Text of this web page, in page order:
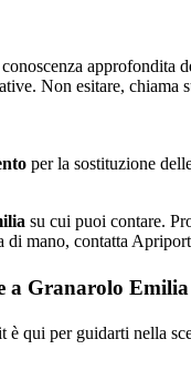
approfondita
Non esitare, chiama
per la sostituzione
su cui puoi contare.
mano, contatta
a Granarolo Emilia
qui per guidarti nella